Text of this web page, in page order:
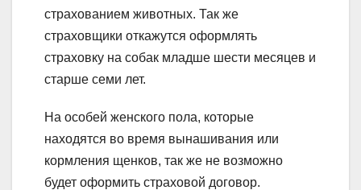
страхованием животных. Так же
страховщики откажутся оформлять
страховку на собак младше шести месяцев и
старше семи лет.
На особей женского пола, которые
находятся во время вынашивания или
кормления щенков, так же не возможно
будет оформить страховой договор.